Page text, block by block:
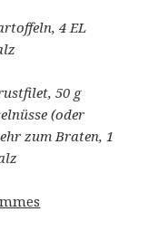
4 EL
50 g
(oder
zum Braten, 1